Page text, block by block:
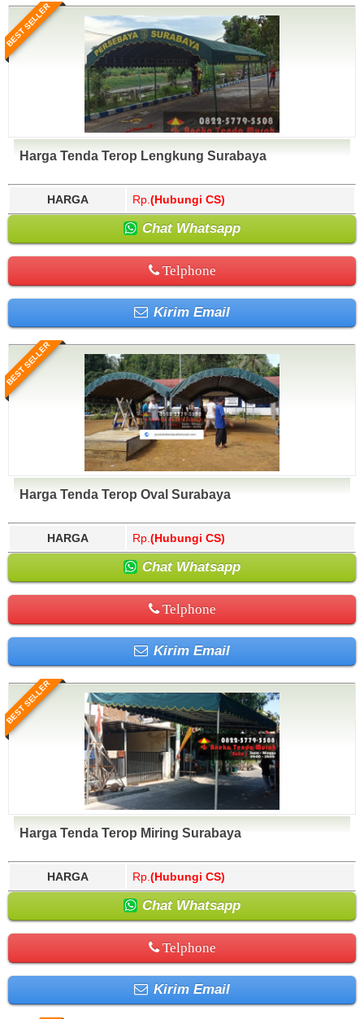
BEST SELLER
Harga Tenda Terop Lengkung Surabaya
HARGA Rp. (Hubungi CS)
Chat Whatsapp
Telphone
Kirim Email
BEST SELLER
Harga Tenda Terop Oval Surabaya
HARGA Rp. (Hubungi CS)
Chat Whatsapp
Telphone
Kirim Email
BEST SELLER
Harga Tenda Terop Miring Surabaya
HARGA Rp. (Hubungi CS)
Chat Whatsapp
Telphone
Kirim Email